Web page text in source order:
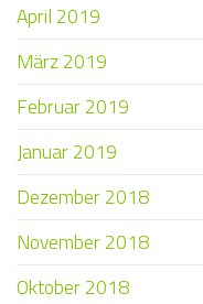
April 2019
März 2019
Februar 2019
Januar 2019
Dezember 2018
November 2018
Oktober 2018